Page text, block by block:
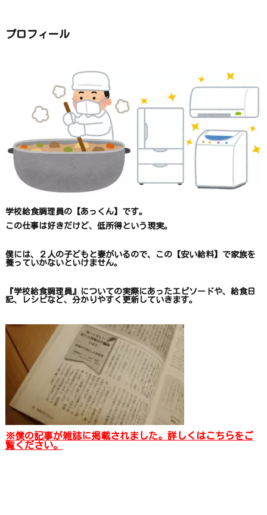
ら
探
プロフィール
学校給食調理員の【あっくん】です。
この仕事は好きだけど、 低所得という現実。
僕には、２人の子どもと妻がいるので、 この【安い給料】で家族を
養っていかないといけません。
『学校給食調理員』についての実際にあったエピソードや、 給食日
記、レシピなど、 分かりやすく更新していきます。
※僕の記事が雑誌に掲載されました。詳しくはこちらをご
覧ください。